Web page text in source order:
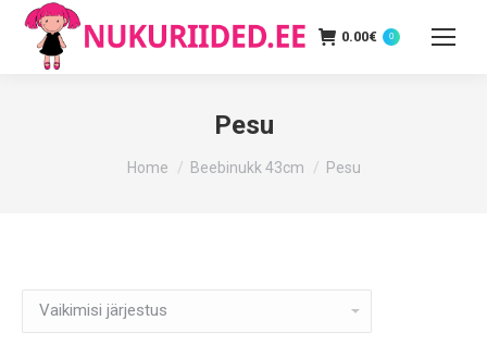
0.00€ 0
Pesu
You are here:
Home Beebinukk 43cm Pesu